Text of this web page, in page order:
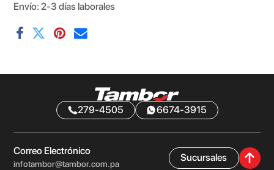
Envío: 2-3 días laborales
279-4505 6674-3915
Correo Electrónico
infotambor@tambor.com.pa
Sucursales